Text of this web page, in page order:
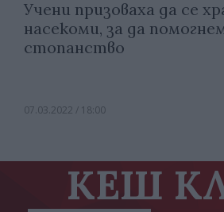
Учени призоваха да се
насекоми, за да
стопанство
07.03.2022 / 18:00
КЕШ